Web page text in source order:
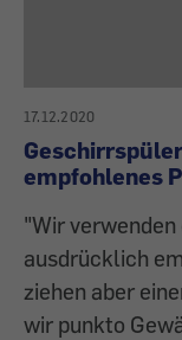
17.12.2020
empfohlenes
"Wir
ausdrücklich
ziehen aber
wir punkto